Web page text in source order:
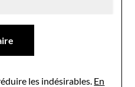
les indésirables. En